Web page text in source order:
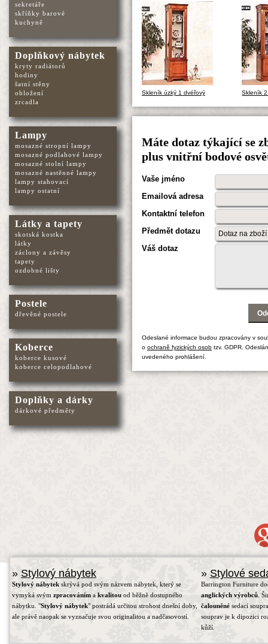
Skleník úzký 1 dvéřový Skleník
Máte dotaz týkající se
plus vnitřní bodové
Vaše jméno
Emailová adresa
Kontaktní telefon
Předmět dotazu
Váš dotaz
Odeslané informace budou zpracovány v
o ochraně fyzických osobtzv. GDPR.
uvedeného prohlášení.
sekretáře
skříňky barové
kuchyně
Doplňkový nábytek
kryty radiátorů
hodiny
šatní stěny
obložení
zrcadla
Lampy
mosazné stropní lampy
mosazné podlahové lampy
mosazné stolní lampy
mosazné nastěnné lampy
lampy stahovací
lampy ostatní
Látky a tapety
skotská kostka
látky
záclony a závěsy
tapety
ozdobné lišty
Postele
dřevěné postele
Koberce
koberce kusové
koberce celopodlahové
Doplňky a dárky
dárkové předměty
» Stylový nábytek
Stylový nábytek skrývá pod svým názvem nábytek, který se
vymyká svým zpracováním a kvalitou od běžně dostupného
nábytku. "Stylový nábytek" postrádá určitou strohost dnešní doby,
ale právě naopak se vyznačuje svou originalitou a nadčasovostí.
» Stylové
Barrington Furniture
anglických výrobců.
čalouněnésedací
souprav je k dipozici
kůží.